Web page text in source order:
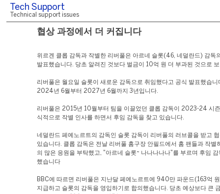
Tech Support
Technical support issues
협상 과정에서 더 커집니다
위르겐 클롭 감독과 작별한 리버풀은 아르네 슬롯(46, 네덜란드) 감독
발표했습니다. 당초 알려진 것보다 벌금이 10억 원 더 부과된 것으로
리버풀은 월요일 슬롯이 새로운 감독으로 취임했다고 공식 발표했습니
2024년 6월부터 2027년 6월까지 3년입니다.
리버풀은 2015년 10월부터 팀을 이끌었던 클롭 감독이 2023-24 시
식적으로 작별 인사를 하면서 후임 감독을 찾고 있습니다.
네덜란드 페예노르트의 감독인 슬롯 감독이 리버풀의 러브콜을 받고
있습니다. 클롭 감독은 전날 리버풀 홈구장 안필드에서 홈 팬들과 작별
의 많은 응원을 부탁했고, "아르네 슬롯~ 나나나나나"를 부르며 후임
했습니다
BBC에 따르면 리버풀은 지난달 페예노르트에 940만 파운드(163억
지급하고 슬롯의 감독을 영입하기로 합의했습니다. 당초 예상보다 큰